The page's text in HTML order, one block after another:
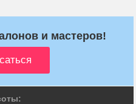
и мастеров!